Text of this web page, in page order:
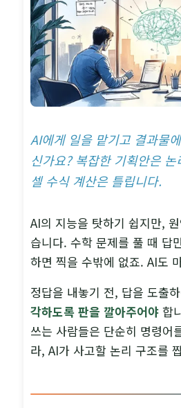
AI에게 일을 맡기고 결과물
신가요? 복잡한 기획안은
셀 수식 계산은 틀립니다.
AI의 지능을 탓하기 쉽지만,
습니다. 수학 문제를 풀 때 답
하면 찍을 수밖에 없죠. AI도
정답을 내놓기 전, 답을 도출
각하도록 판을 깔아주어야 합
쓰는 사람들은 단순히 명령어
라, AI가 사고할 논리 구조를